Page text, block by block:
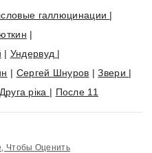
галлюцинации |
|
| Ундервуд |
| Сергей Шнуров |Звери |
Друга рiка | После 11
Чтобы Оценить